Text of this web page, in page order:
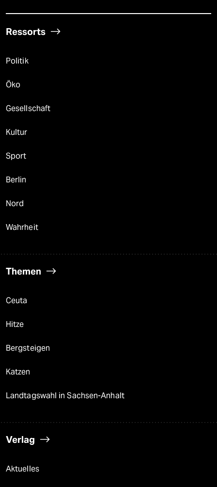
Ressorts
Politik
Öko
Gesellschaft
Kultur
Sport
Berlin
Nord
Wahrheit
Themen
Ceuta
Hitze
Bergsteigen
Katzen
Landtagswahl in Sachsen-Anhalt
Verlag
Aktuelles